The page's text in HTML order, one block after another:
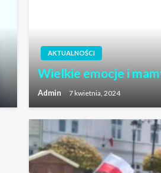
AKTUALNOŚCI
Wielkie emocje i
Admin 7 kwietnia, 2024